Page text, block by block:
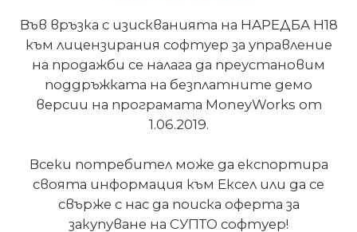
Във връзка с изискванията на НАРЕДБА Н18
към лицензирания софтуер за управление
на продажби се налага да преустановим
поддръжката на безплатните демо
версии на програмата MoneyWorks от
1.06.2019.
Всеки потребител може да експортира
своята информация към Ексел или да се
свърже с нас да поиска оферта за
закупуване на СУПТО софтуер!